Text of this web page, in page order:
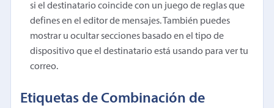
si el destinatario coincide con un juego de reglas que
defines en el editor de mensajes. También puedes
mostrar u ocultar secciones basado en el tipo de
dispositivo que el destinatario está usando para ver tu
correo.
Etiquetas de Combinación de